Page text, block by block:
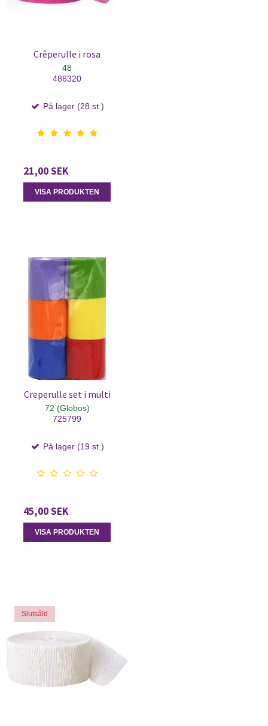
Crêperulle i rosa
48
486320
På lager (28 st.)
21,00 SEK
VISA PRODUKTEN
Creperulle set i multi
72 (Globos)
725799
På lager (19 st.)
45,00 SEK
VISA PRODUKTEN
Slutsåld